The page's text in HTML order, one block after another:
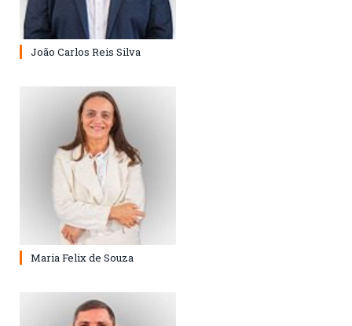
João Carlos Reis Silva
Maria Felix de Souza